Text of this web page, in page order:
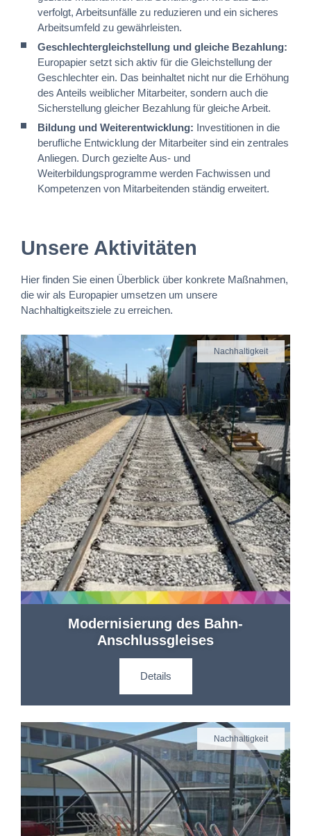
verfolgt, Arbeitsunfälle zu reduzieren und ein sicheres
Arbeitsumfeld zu gewährleisten.
Geschlechtergleichstellung und gleiche Bezahlung:
Europapier setzt sich aktiv für die Gleichstellung der
Geschlechter ein. Das beinhaltet nicht nur die Erhöhung
des Anteils weiblicher Mitarbeiter, sondern auch die
Sicherstellung gleicher Bezahlung für gleiche Arbeit.
Bildung und Weiterentwicklung: Investitionen in die
berufliche Entwicklung der Mitarbeiter sind ein zentrales
Anliegen. Durch gezielte Aus- und
Weiterbildungsprogramme werden Fachwissen und
Kompetenzen von Mitarbeitenden ständig erweitert.
Unsere Aktivitäten
Hier finden Sie einen Überblick über konkrete Maßnahmen,
die wir als Europapier umsetzen um unsere
Nachhaltigkeitsziele zu erreichen.
Nachhaltigkeit
Modernisierung des Bahn-
Anschlussgleises
Details
Nachhaltigkeit